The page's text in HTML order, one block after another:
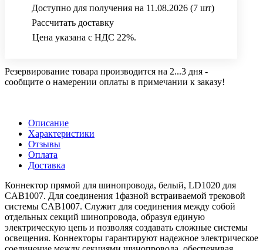
Доступно для получения на 11.08.2026 (7 шт)
Рассчитать доставку
Цена указана с НДС 22%.
Резервирование товара производится на 2...3 дня -
сообщите о намерении оплаты в примечании к заказу!
Описание
Характеристики
Отзывы
Оплата
Доставка
Коннектор прямой для шинопровода, белый, LD1020 для
CAB1007. Для соединения 1фазной встраиваемой трековой
системы CAB1007. Служит для соединения между собой
отдельных секций шинопровода, образуя единую
электрическую цепь и позволяя создавать сложные системы
освещения. Коннекторы гарантируют надежное электрическое